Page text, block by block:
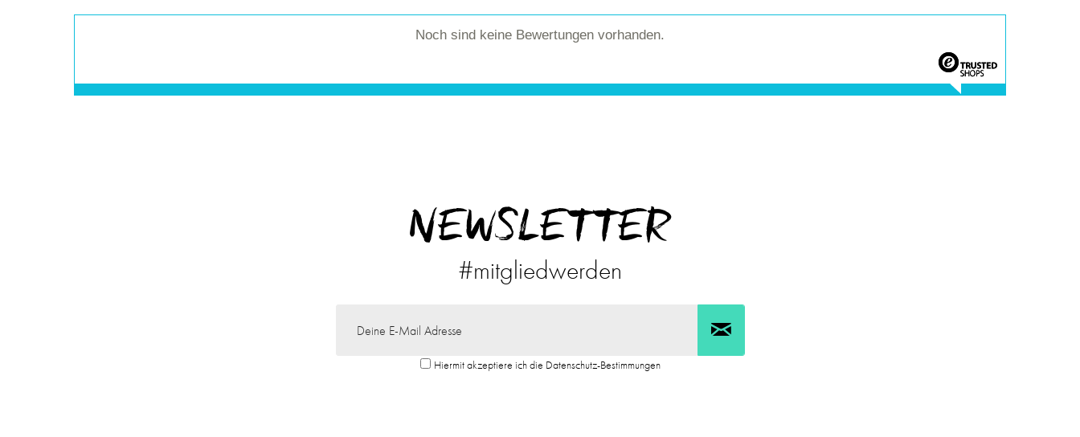
Noch sind keine Bewertungen vorhanden.
NEWSLETTER
#mitgliedwerden
Hiermit akzeptiere ich die Datenschutz-Bestimmungen